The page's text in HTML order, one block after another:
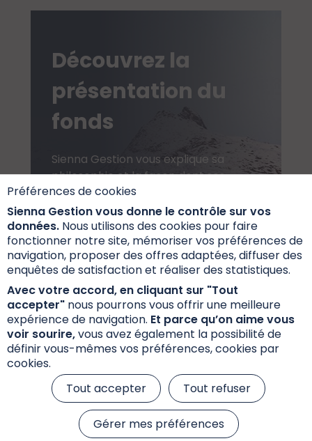
Préférences de cookies
Sienna Gestion vous donne le contrôle sur vos
données. Nous utilisons des cookies pour faire
fonctionner notre site, mémoriser vos préférences de
navigation, proposer des offres adaptées, diffuser des
enquêtes de satisfaction et réaliser des statistiques.
Avec votre accord, en cliquant sur "Tout
accepter" nous pourrons vous offrir une meilleure
expérience de navigation. Et parce qu’on aime vous
voir sourire,vous avez également la possibilité de
définir vous-mêmes vos préférences, cookies par
cookies.
Tout accepter
Tout refuser
Gérer mes préférences
Découvrez la
présentation du
fonds
Sienna Gestion vous explique sa
philosophie et la façon dont ses
équipes s'occupent de vos fonds
du quotidien.
Découvrir